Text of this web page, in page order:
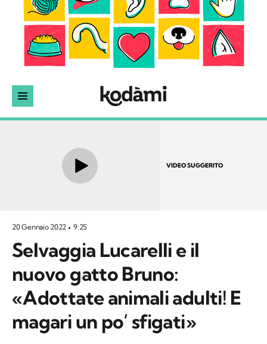
VIDEO SUGGERITO
20 Gennaio 2022 9:25
Selvaggia Lucarelli e il
nuovo gatto Bruno:
«Adottate animali adulti! E
magari un po’ sfigati»